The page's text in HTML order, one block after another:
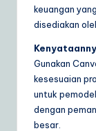
keuangan
disediakan
Gunakan
kesesuaian
untuk
dengan
besar.